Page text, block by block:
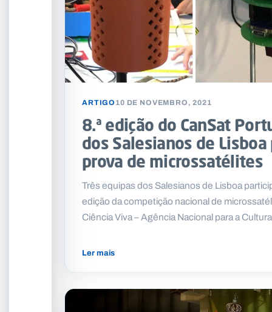
ARTIGO10 DE NOVEMBRO, 2021
8.ª edição do CanSat
dos Salesianos de
prova de microssatélites
Três equipas dos Salesianos de Lisboa
edição da competição nacional de
Ciência Viva – Agência Nacional para a
Ler mais